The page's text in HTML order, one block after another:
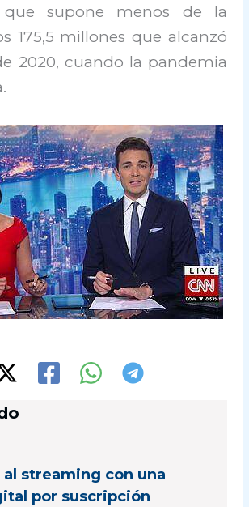
supone menos de la
175,5 millones que alcanzó
2020, cuando la pandemia
al streaming con una
por suscripción